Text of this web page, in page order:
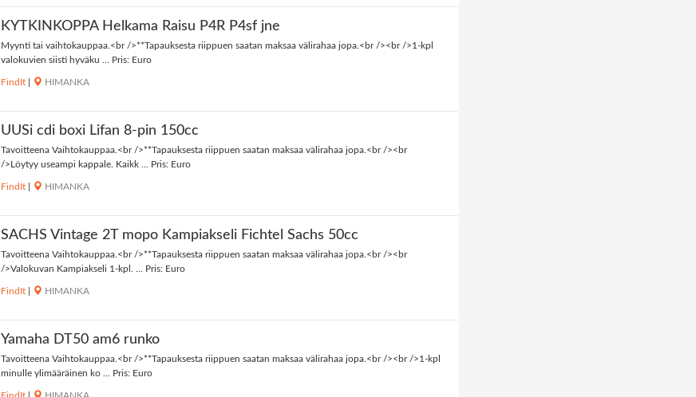
KYTKINKOPPA Helkama Raisu P4R P4sf jne
Myynti tai vaihtokauppaa.<br />**Tapauksesta riippuen saatan maksaa välirahaa jopa.<br /><br />1-kpl
valokuvien siisti hyväku ... Pris: Euro
FindIt HIMANKA
UUSi cdi boxi Lifan 8-pin 150cc
Tavoitteena Vaihtokauppaa.<br />**Tapauksesta riippuen saatan maksaa välirahaa jopa.<br /><br
/>Löytyy useampi kappale. Kaikk ... Pris: Euro
FindIt HIMANKA
SACHS Vintage 2T mopo Kampiakseli Fichtel Sachs 50cc
Tavoitteena Vaihtokauppaa.<br />**Tapauksesta riippuen saatan maksaa välirahaa jopa.<br /><br
/>Valokuvan Kampiakseli 1-kpl. ... Pris: Euro
FindIt HIMANKA
Yamaha DT50 am6 runko
Tavoitteena Vaihtokauppaa.<br />**Tapauksesta riippuen saatan maksaa välirahaa jopa.<br /><br />1-kpl
minulle ylimääräinen ko ... Pris: Euro